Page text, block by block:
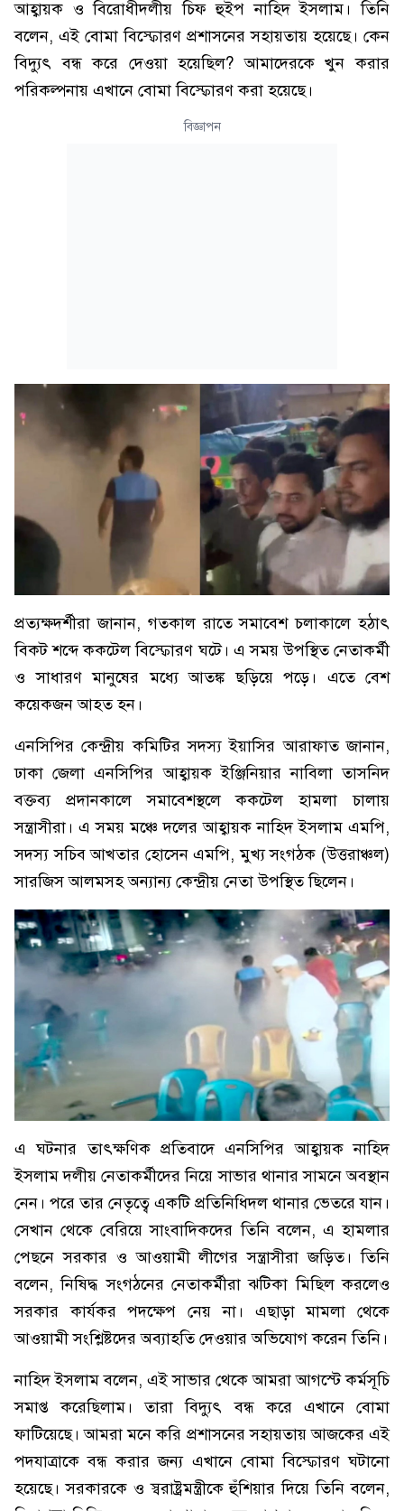
আহ্বায়ক ও বিরোধীদলীয় চিফ হুইপ নাহিদ ইসলাম। তিনি
বলেন, এই বোমা বিস্ফোরণ প্রশাসনের সহায়তায় হয়েছে। কেন
বিদ্যুৎ বন্ধ করে দেওয়া হয়েছিল? আমাদেরকে খুন করার
পরিকল্পনায় এখানে বোমা বিস্ফোরণ করা হয়েছে।
বিজ্ঞাপন
প্রত্যক্ষদর্শীরা জানান, গতকাল রাতে সমাবেশ চলাকালে হঠাৎ
বিকট শব্দে ককটেল বিস্ফোরণ ঘটে। এ সময় উপস্থিত নেতাকর্মী
ও সাধারণ মানুষের মধ্যে আতঙ্ক ছড়িয়ে পড়ে। এতে বেশ
কয়েকজন আহত হন।
এনসিপির কেন্দ্রীয় কমিটির সদস্য ইয়াসির আরাফাত জানান,
ঢাকা জেলা এনসিপির আহ্বায়ক ইঞ্জিনিয়ার নাবিলা তাসনিদ
বক্তব্য প্রদানকালে সমাবেশস্থলে ককটেল হামলা চালায়
সন্ত্রাসীরা। এ সময় মঞ্চে দলের আহ্বায়ক নাহিদ ইসলাম এমপি,
সদস্য সচিব আখতার হোসেন এমপি, মুখ্য সংগঠক (উত্তরাঞ্চল)
সারজিস আলমসহ অন্যান্য কেন্দ্রীয় নেতা উপস্থিত ছিলেন।
এ ঘটনার তাৎক্ষণিক প্রতিবাদে এনসিপির আহ্বায়ক নাহিদ
ইসলাম দলীয় নেতাকর্মীদের নিয়ে সাভার থানার সামনে অবস্থান
নেন। পরে তার নেতৃত্বে একটি প্রতিনিধিদল থানার ভেতরে যান।
সেখান থেকে বেরিয়ে সাংবাদিকদের তিনি বলেন, এ হামলার
পেছনে সরকার ও আওয়ামী লীগের সন্ত্রাসীরা জড়িত। তিনি
বলেন, নিষিদ্ধ সংগঠনের নেতাকর্মীরা ঝটিকা মিছিল করলেও
সরকার কার্যকর পদক্ষেপ নেয় না। এছাড়া মামলা থেকে
আওয়ামী সংশ্লিষ্টদের অব্যাহতি দেওয়ার অভিযোগ করেন তিনি।
নাহিদ ইসলাম বলেন, এই সাভার থেকে আমরা আগস্টে কর্মসূচি
সমাপ্ত করেছিলাম। তারা বিদ্যুৎ বন্ধ করে এখানে বোমা
ফাটিয়েছে। আমরা মনে করি প্রশাসনের সহায়তায় আজকের এই
পদযাত্রাকে বন্ধ করার জন্য এখানে বোমা বিস্ফোরণ ঘটানো
হয়েছে। সরকারকে ও স্বরাষ্ট্রমন্ত্রীকে হুঁশিয়ার দিয়ে তিনি বলেন,